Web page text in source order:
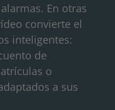
En otras
convierte el
inteligentes:
de
o
a sus